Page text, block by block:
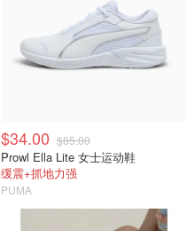
$34.00 $85.00
Prowl Ella Lite 女士运动鞋
缓震+抓地力强
PUMA